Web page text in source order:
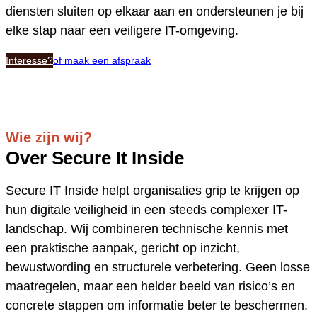
diensten sluiten op elkaar aan en ondersteunen je bij
elke stap naar een veiligere IT-omgeving.
Interesse?of maak een afspraak
Wie zijn wij?
Over Secure It Inside
Secure IT Inside helpt organisaties grip te krijgen op
hun digitale veiligheid in een steeds complexer IT-
landschap. Wij combineren technische kennis met
een praktische aanpak, gericht op inzicht,
bewustwording en structurele verbetering. Geen losse
maatregelen, maar een helder beeld van risico’s en
concrete stappen om informatie beter te beschermen.